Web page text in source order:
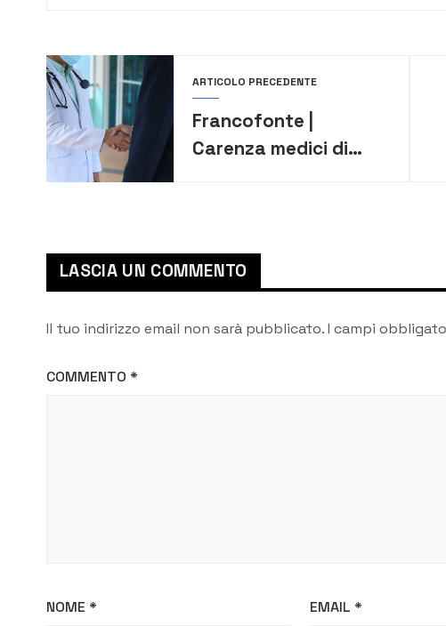
ARTICOLO PRECEDENTE
Francofonte |
Carenza medici di
“A breve
comunicheremo in
iniziative che verranno
LASCIA UN COMMENTO
Il tuo indirizzo email non sarà pubblicato.I campi
COMMENTO *
NOME * EMAIL *